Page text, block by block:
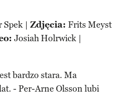
Spek | Zdjęcia: Frits Meyst
Josiah Holrwick |
bardzo stara. Ma
- Per-Arne Olsson lubi